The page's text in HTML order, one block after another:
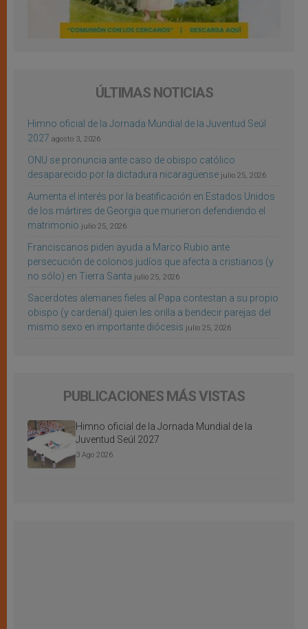
ÚLTIMAS NOTICIAS
Himno oficial de la Jornada Mundial de la Juventud Seúl
2027 agosto 3, 2026
ONU se pronuncia ante caso de obispo católico
desaparecido por la dictadura nicaragüense julio 25, 2026
Aumenta el interés por la beatificación en Estados Unidos
de los mártires de Georgia que murieron defendiendo el
matrimonio julio 25, 2026
Franciscanos piden ayuda a Marco Rubio ante
persecución de colonos judíos que afecta a cristianos (y
no sólo) en Tierra Santa julio 25, 2026
Sacerdotes alemanes fieles al Papa contestan a su propio
obispo (y cardenal) quien les orilla a bendecir parejas del
mismo sexo en importante diócesis julio 25, 2026
PUBLICACIONES MÁS VISTAS
Himno oficial de la Jornada Mundial de la
Juventud Seúl 2027
3 Ago 2026